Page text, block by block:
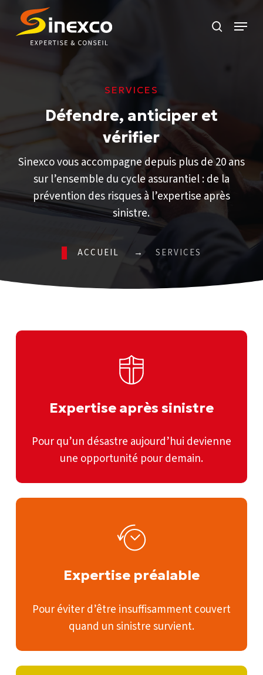
search
Menu
SERVICES
Défendre, anticiper et
vérifier
Sinexco vous accompagne depuis plus de 20 ans
sur l’ensemble du cycle assurantiel : de la
prévention des risques à l’expertise après
sinistre.
ACCUEIL → SERVICES
après
sinistre
Expertise après sinistre
Pour qu’un désastre aujourd’hui devienne
une opportunité pour demain.
préalable
Expertise préalable
Pour éviter d’être insuffisamment couvert
quand un sinistre survient.